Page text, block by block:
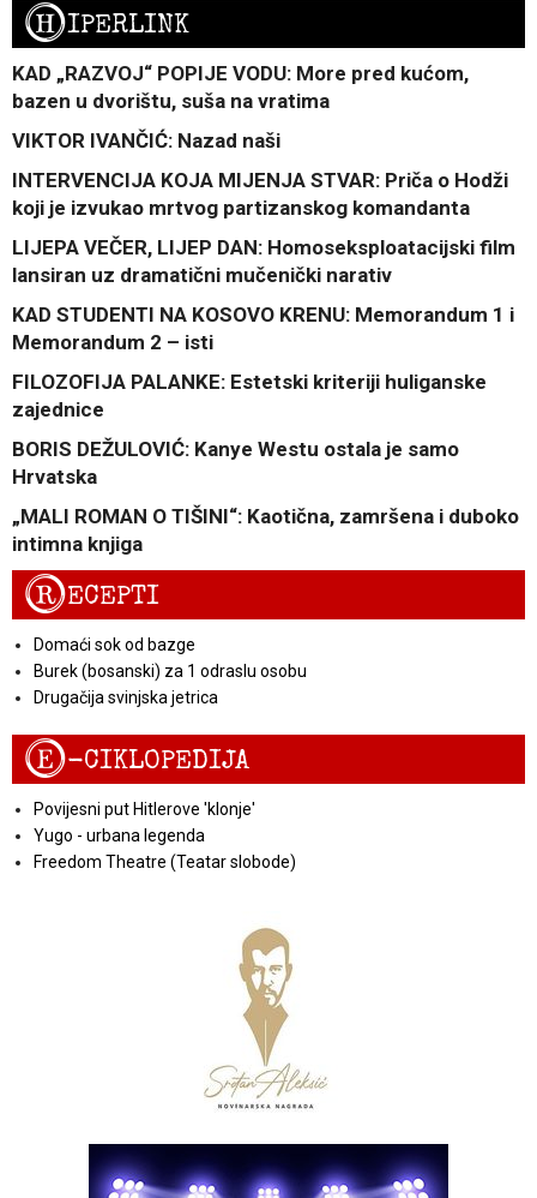
HIPERLINK
KAD „RAZVOJ“ POPIJE VODU: More pred kućom,
bazen u dvorištu, suša na vratima
VIKTOR IVANČIĆ: Nazad naši
INTERVENCIJA KOJA MIJENJA STVAR: Priča o Hodži
koji je izvukao mrtvog partizanskog komandanta
LIJEPA VEČER, LIJEP DAN: Homoseksploatacijski film
lansiran uz dramatični mučenički narativ
KAD STUDENTI NA KOSOVO KRENU: Memorandum 1 i
Memorandum 2 – isti
FILOZOFIJA PALANKE: Estetski kriteriji huliganske
zajednice
BORIS DEŽULOVIĆ: Kanye Westu ostala je samo
Hrvatska
„MALI ROMAN O TIŠINI“: Kaotična, zamršena i duboko
intimna knjiga
RECEPTI
Domaći sok od bazge
Burek (bosanski) za 1 odraslu osobu
Drugačija svinjska jetrica
E-CIKLOPEDIJA
Povijesni put Hitlerove 'klonje'
Yugo - urbana legenda
Freedom Theatre (Teatar slobode)